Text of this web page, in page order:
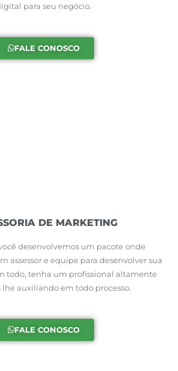
para seu negócio.
FALE CONOSCO
DE MARKETING
desenvolvemos um pacote onde
assessor e equipe para desenvolver sua
todo, tenha um profissional altamente
auxiliando em todo processo.
FALE CONOSCO